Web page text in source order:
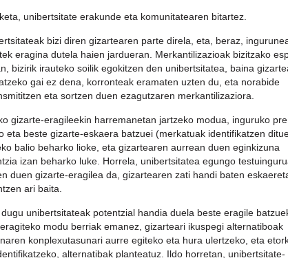
unibertsitate erakunde eta komunitatearen bitartez.
bizi diren gizartearen parte direla, eta, beraz,
eragina dutela haien jardueran. Merkantilizazioak bizitzako
bizirik irauteko soilik egokitzen den unibertsitatea, baina
gai ez dena, korronteak eramaten uzten du, eta norabide
eta sortzen duen ezagutzaren merkantilizaziora.
gizarte-eragileekin harremanetan jartzeko modua, inguruko
eta beste gizarte-eskaera batzuei (merkatuak identifikatzen
balio beharko lioke, eta gizartearen aurrean duen eginkizuna
izan beharko luke. Horrela, unibertsitatea egungo
duen gizarte-eragilea da, gizartearen zati handi baten
ari baita.
unibertsitateak potentzial handia duela beste eragile
modu berriak emanez, gizarteari ikuspegi alternatiboak
konplexutasunari aurre egiteko eta hura ulertzeko, eta
alternatibak planteatuz. Ildo horretan, unibertsitate-